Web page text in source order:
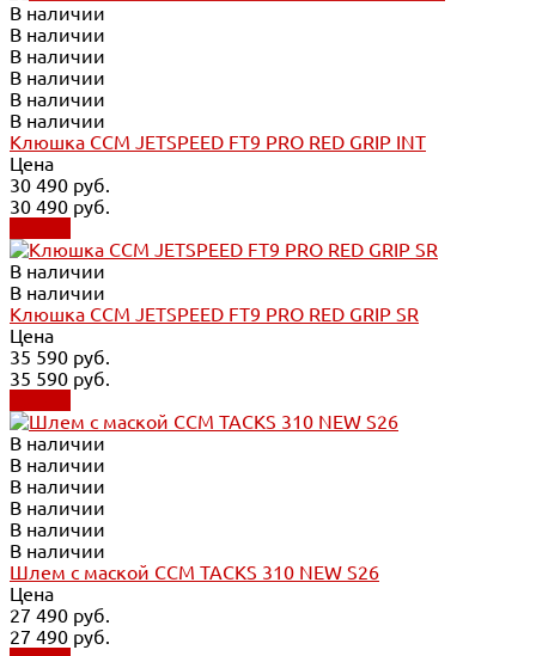
В наличии
В наличии
В наличии
В наличии
В наличии
В наличии
Клюшка CCM JETSPEED FT9 PRO RED GRIP INT
Цена
30 490 руб.
30 490 руб.
В наличии
В наличии
Клюшка CCM JETSPEED FT9 PRO RED GRIP SR
Цена
35 590 руб.
35 590 руб.
В наличии
В наличии
В наличии
В наличии
В наличии
В наличии
Шлем с маской CCM TACKS 310 NEW S26
Цена
27 490 руб.
27 490 руб.